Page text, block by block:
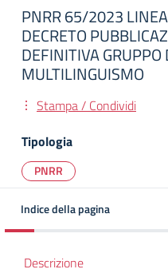
PNRR 65/2023
DECRETO
DEFINITIVA GRUPPO
MULTILINGUISMO
Stampa / Condividi
Tipologia
PNRR
Indice della pagina
Descrizione